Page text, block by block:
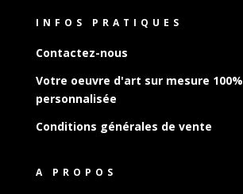
INFOS PRATIQUES
Contactez-nous
Votre oeuvre d'art sur mesure 100%
personnalisée
Conditions générales de vente
A PROPOS